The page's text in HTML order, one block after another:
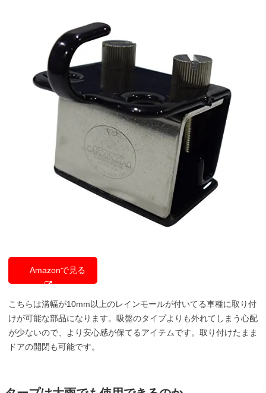
Amazonで見る
こちらは溝幅が10mm以上のレインモールが付いてる車種に取り付
けが可能な部品になります。吸盤のタイプよりも外れてしまう心配
が少ないので、より安心感が保てるアイテムです。取り付けたまま
ドアの開閉も可能です。